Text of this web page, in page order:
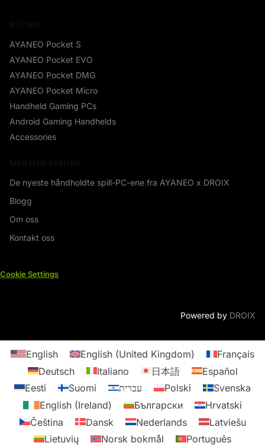
AYANEO Pocket S
AYANEO Pocket EVO
AYANEO Pocket DMG
AYANEO Pocket Micro
Handheld Gaming PCs
Android Gaming Handhelds
Accessories
De nyeste håndholdte spill-PC-ene fra AYANEO x DROIX
Blogg
Om oss
Kontakt oss
Cookie Settings
Powered by DROIX
English English (United Kingdom)
Français
Deutsch
Italiano 日本語
Español
Eesti
Suomi עברית Polski
Svenska
English (Ireland)
Български
Hrvatski
Čeština
Dansk Nederlands
Latviešu
Lietuvių
Norsk bokmål Português